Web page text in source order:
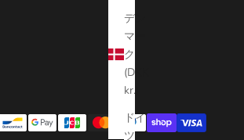
デン
マー
ク
(DKK
kr.)
ドイ
ツ